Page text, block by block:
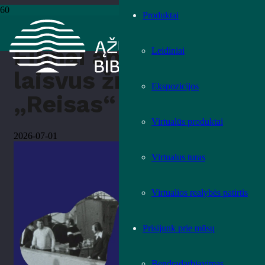
Produktai
Leidiniai
Ekspozicijos
Virtualūs produktai
Virtualus turas
Virtualios realybės patirtis
Prisijunk prie mūsų
Filmai apie laisvus žmones: „Reisas“
Filmai apie
laisvus žmones:
„Reisas“
2026-07-01